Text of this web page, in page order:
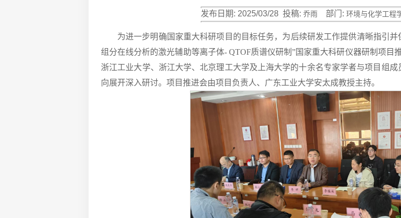
发布日期: 2025/03/28 投稿: 乔雨 部门: 环境与化学工程
为进一步明确国家重大科研项目的目标任务，为后续研发工作提供清晰指引
组分在线分析的激光辅助等离子体- QTOF质谱仪研制”国家重大科研仪器研制项目
浙江工业大学、浙江大学、北京理工大学及上海大学的十余名专家学者与项目组
向展开深入研讨。项目推进会由项目负责人、广东工业大学安太成教授主持。